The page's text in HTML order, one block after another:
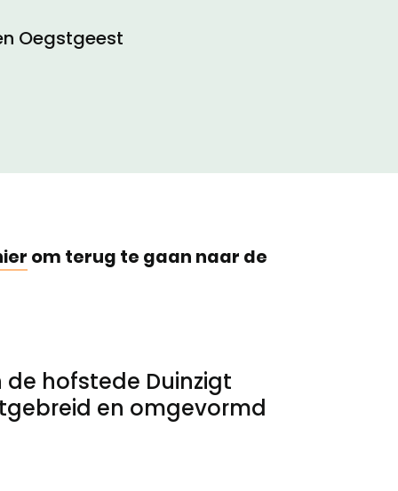
Oegstgeest
om terug te gaan naar de
de hofstede Duinzigt
en omgevormd